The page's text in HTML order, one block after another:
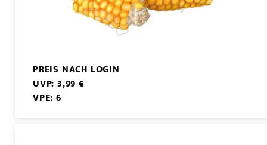
PREIS NACH LOGIN
UVP: 3,99 €
VPE: 6